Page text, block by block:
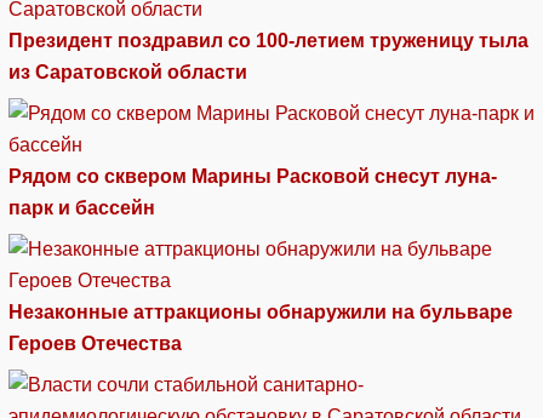
Президент поздравил со 100-летием труженицу тыла
из Саратовской области
Рядом со сквером Марины Расковой снесут луна-
парк и бассейн
Незаконные аттракционы обнаружили на бульваре
Героев Отечества